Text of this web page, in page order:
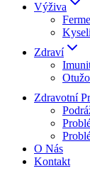
Výživa
Zdraví
Zdravotní
O Nás
Kontakt